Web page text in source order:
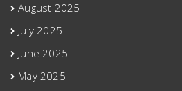
August 2025
July 2025
June 2025
May 2025